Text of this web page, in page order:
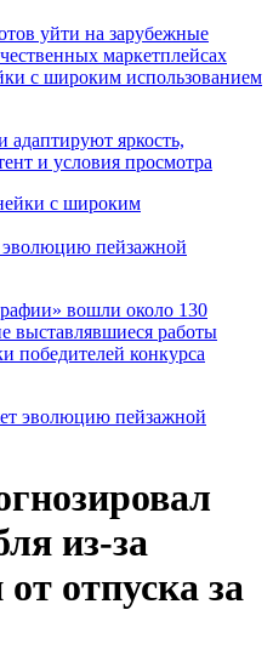
с широким использованием
яркость,
и условия просмотра
эволюцию пейзажной
вошли около 130
выставлявшиеся работы
победителей конкурса
из-за
отпуска за